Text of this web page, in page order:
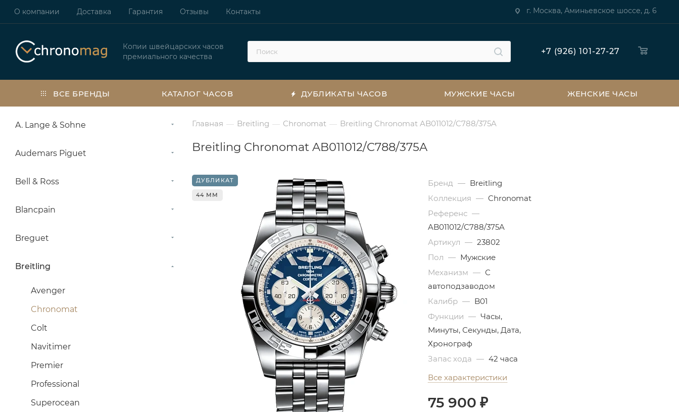
О компании Доставка Гарантия Отзывы Контакты г. Москва, Аминьевское шоссе, д. 6
Копии швейцарских часов
премиального качества
+7 (926) 101-27-27
ВСЕ БРЕНДЫ КАТАЛОГ ЧАСОВ ДУБЛИКАТЫ ЧАСОВ МУЖСКИЕ ЧАСЫ ЖЕНСКИЕ ЧАСЫ
Главная — Breitling — Chronomat — Breitling Chronomat AB011012/C788/375A
Breitling Chronomat AB011012/C788/375A
ДУБЛИКАТ
44 ММ
Бренд — Breitling
Коллекция — Chronomat
Референс —
AB011012/C788/375A
Артикул — 23802
Пол — Мужские
Механизм — С
автоподзаводом
Калибр — B01
Функции — Часы,
Минуты, Секунды, Дата,
Хронограф
Запас хода — 42 часа
Все характеристики
75 900 ₽
A. Lange & Sohne
Audemars Piguet
Bell & Ross
Blancpain
Breguet
Breitling
Avenger
Chronomat
Colt
Navitimer
Premier
Professional
Superocean